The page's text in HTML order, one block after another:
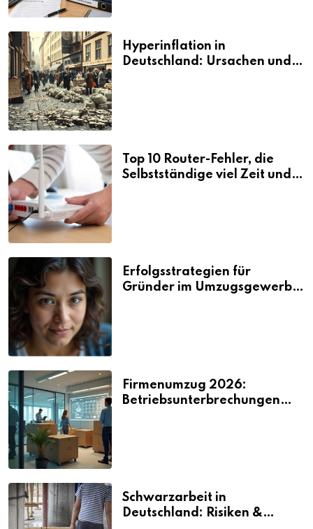
Hyperinflation in
Deutschland: Ursachen und
Top 10 Router-Fehler, die
Selbstständige viel Zeit und
Erfolgsstrategien für
Gründer im Umzugsgewerbe
Firmenumzug 2026:
Betriebsunterbrechungen
Schwarzarbeit in
Deutschland: Risiken &